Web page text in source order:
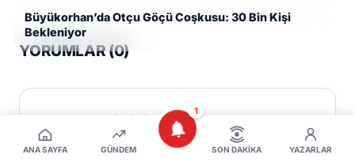
ANA SAYFA GÜNDEM
1
SON DAKIKA YAZARLAR
YORUMLAR (0)
Görüşlerinizi Paylaşın
Büyükorhan’da Otçu Göçü Coşkusu: 30 Bin Kişi
Bekleniyor